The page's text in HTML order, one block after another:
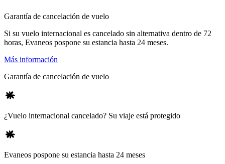
Garantía de cancelación de vuelo
Si su vuelo internacional es cancelado sin alternativa dentro de 72
horas, Evaneos pospone su estancia hasta 24 meses.
Más información
Garantía de cancelación de vuelo
¿Vuelo internacional cancelado? Su viaje está protegido
Evaneos pospone su estancia hasta 24 meses